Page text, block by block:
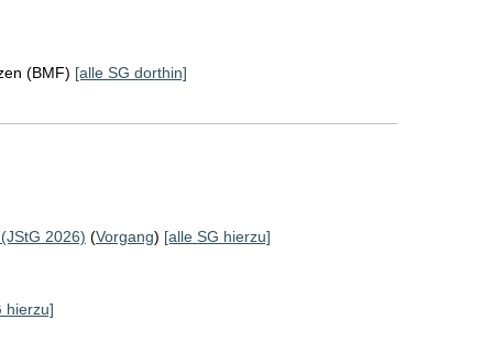
(BMF) [alle SG dorthin]
2026) (Vorgang) [alle SG hierzu]
hierzu]